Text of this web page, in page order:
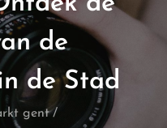
de
de Stad
gent